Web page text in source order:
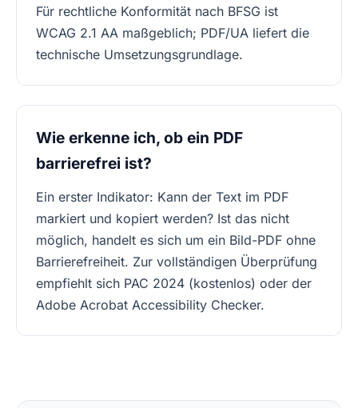
Für rechtliche Konformität nach BFSG ist
WCAG 2.1 AA maßgeblich; PDF/UA liefert die
technische Umsetzungsgrundlage.
Wie erkenne ich, ob ein PDF
barrierefrei ist?
Ein erster Indikator: Kann der Text im PDF
markiert und kopiert werden? Ist das nicht
möglich, handelt es sich um ein Bild-PDF ohne
Barrierefreiheit. Zur vollständigen Überprüfung
empfiehlt sich PAC 2024 (kostenlos) oder der
Adobe Acrobat Accessibility Checker.